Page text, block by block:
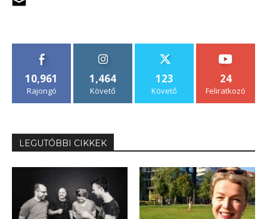
10,961
Rajongó
1,464
Követő
123
Követő
24
Feliratkozó
LEGUTÓBBI CIKKEK